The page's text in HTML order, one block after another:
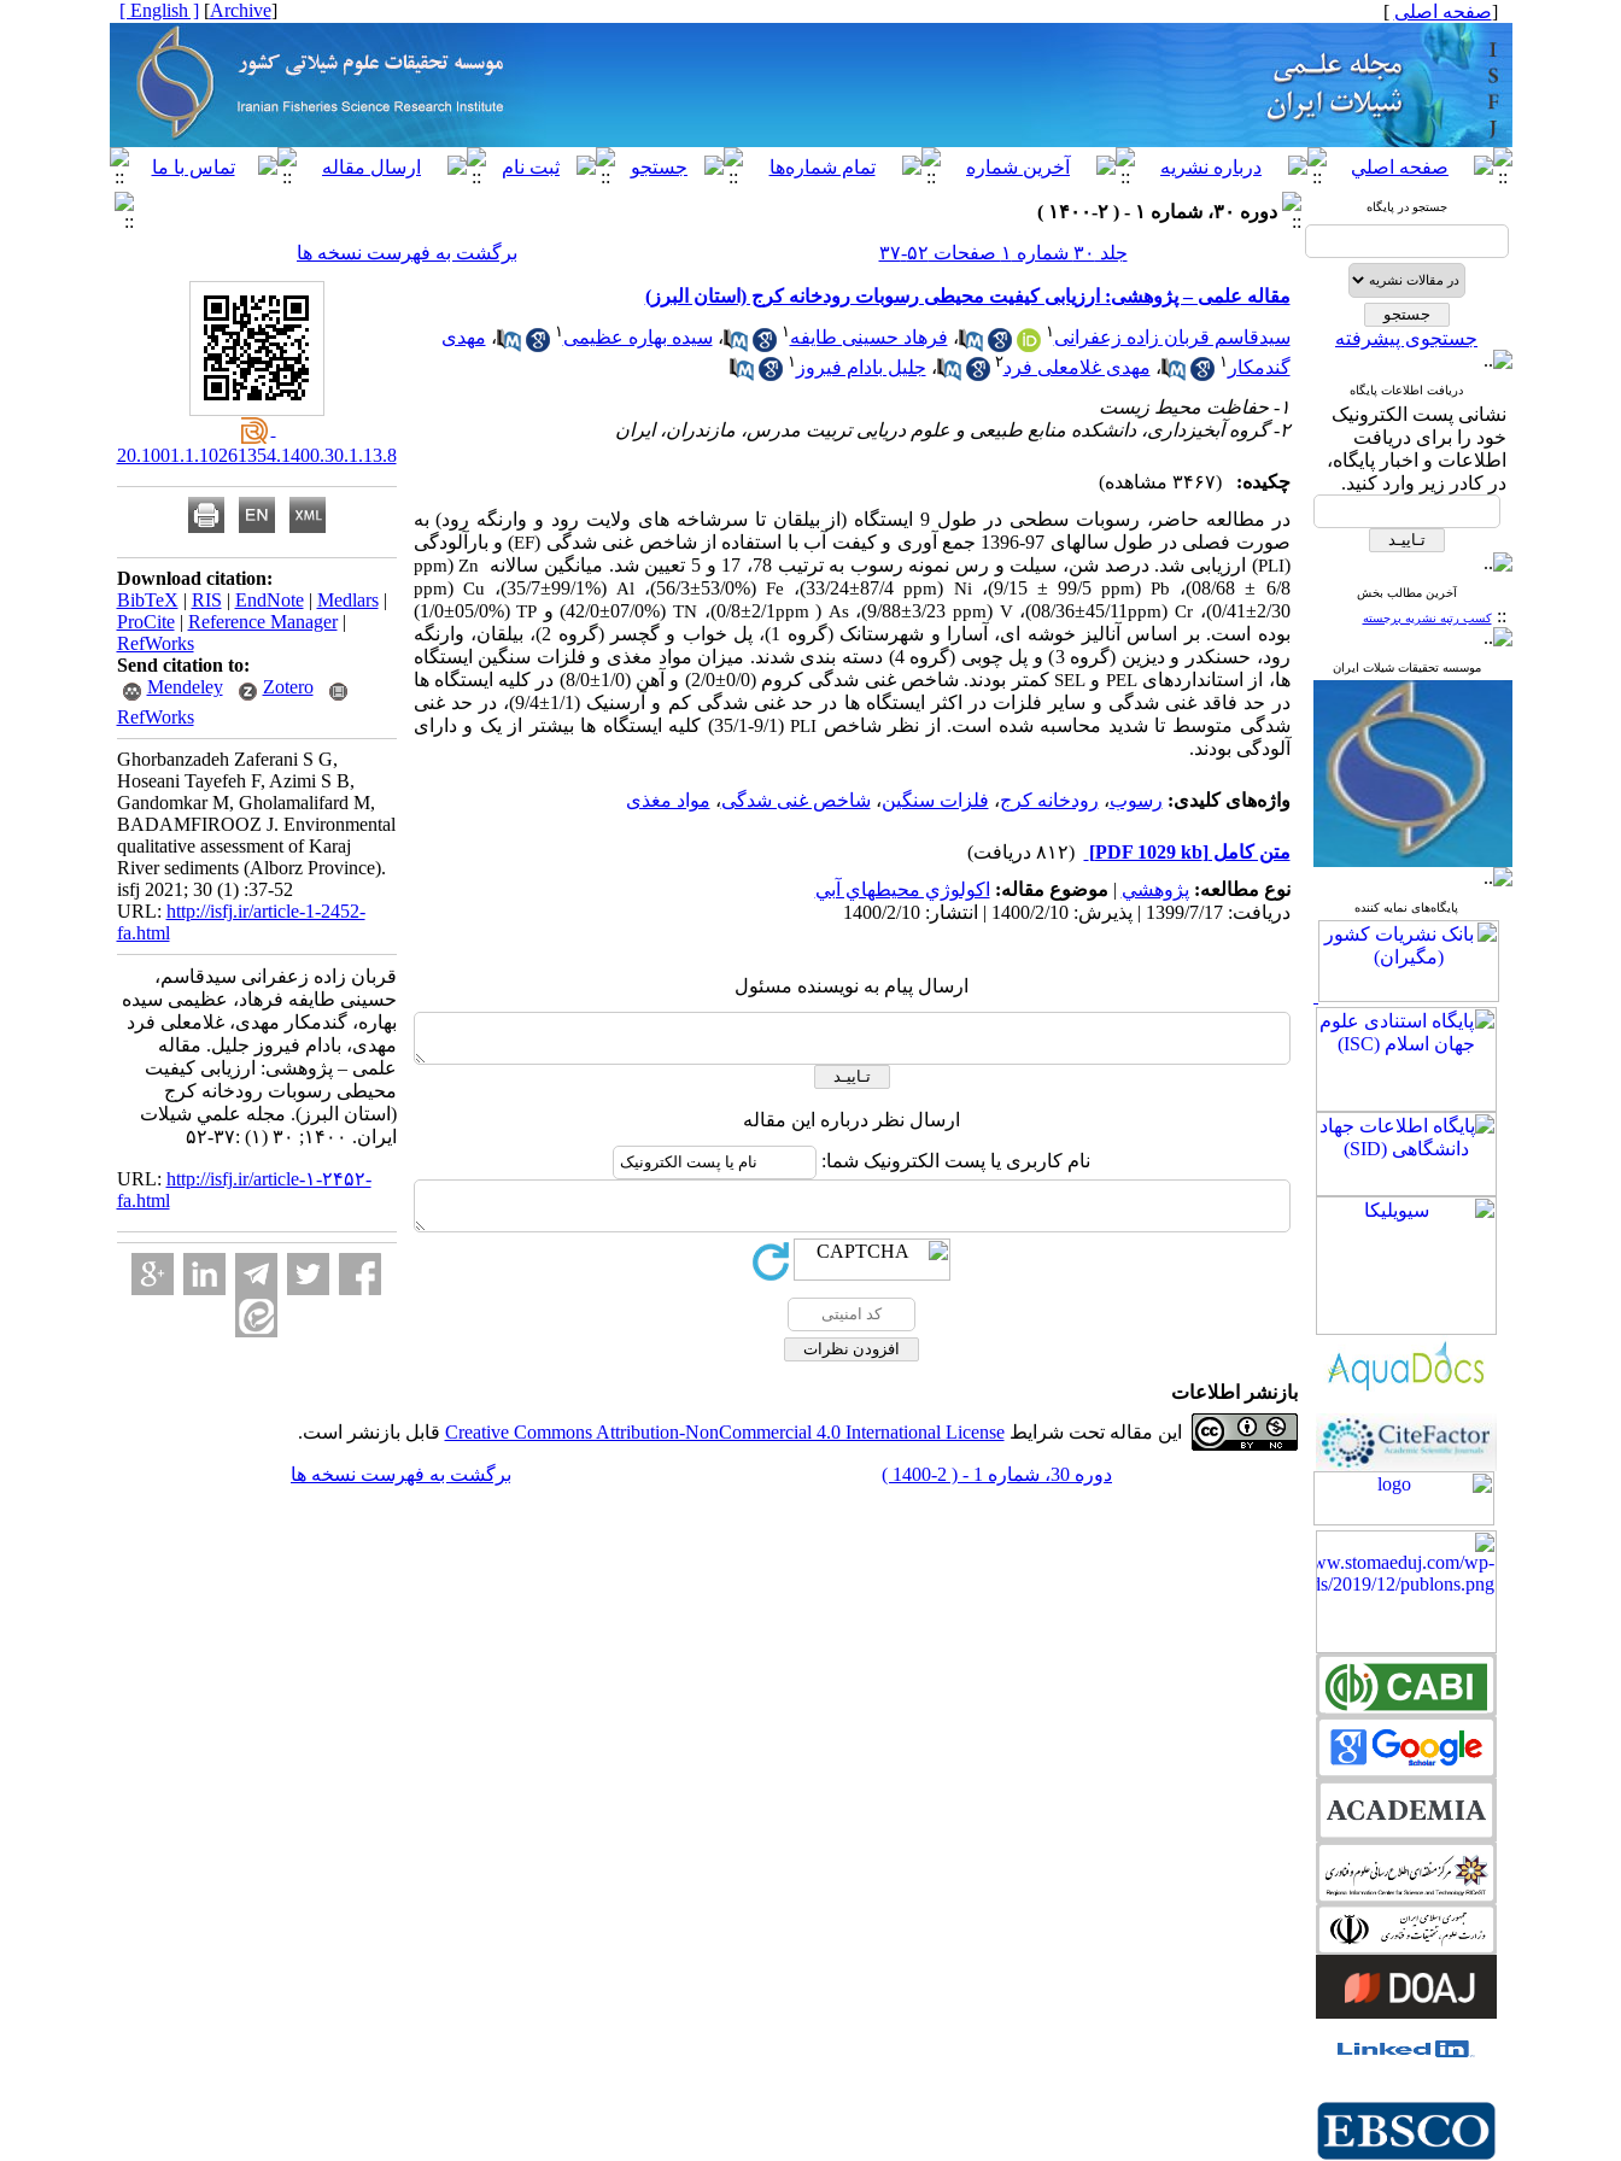
[صفحه اصلی ]
[
Archive
]
[ English ]
جستجو در پایگاه
جستجوی پیشرفته
دریافت اطلاعات پایگاه
نشانی پست الکترونیک
خود را برای دریافت
اطلاعات و اخبار پایگاه،
در کادر زیر وارد کنید.
آخرین مطالب بخش
::کسب رتبه نشریه برجسته
موسسه تحقیقات شیلات ایران
پایگاه‌های نمایه کننده
دوره ۳۰، شماره ۱ - ( ۲-۱۴۰۰ )
جلد ۳۰ شماره ۱ صفحات ۵۲-۳۷
برگشت به فهرست نسخه ها
مقاله علمی – پژوهشی: ارزیابی کیفیت محیطی رسوبات رودخانه کرج (استان البرز)
سیدقاسم قربان زاده زعفرانی ۱ ، فرهاد حسینی طایفه ۱ ، سیده بهاره عظیمی ۱ ، مهدی
گندمکار ۱ ، مهدی غلامعلی فرد۲ ، جلیل بادام فیروز ۱
۱- حفاظت محیط زیست
۲- گروه آبخیزداری، دانشکده منابع طبیعی و علوم دریایی تربیت مدرس، مازندران، ایران
چکیده:
(۳۴۶۷ مشاهده)
در مطالعه حاضر، رسوبات سطحی در طول 9 ایستگاه (از بیلقان تا سرشاخه های ولایت رود و وارنگه رود) به
صورت فصلی در طول سال­های 97-1396 جمع آوری و کیفت آب با استفاده از شاخص غنی شدگی (
EF) و بارآلودگی
(
PLI) ارزیابی شد. درصد شن، سیلت و رس نمونه رسوب به ترتیب 78، 17 و 5 تعیین شد. میانگین سالانه Zn
(
ppm
6/8
±08/68)، Pb
(
ppm
99/5
± 9/15)، Ni
(
ppm
87/4
±33/24)، Fe
(%53/0
±56/3)، Al
(%99/1
±35/7)، Cu
(
ppm
2/30
±0/41)، Cr
(
ppm
45/11
±08/36)، V
(
ppm
3/23
±9/88)، As
(
ppm
2/1
±0/8)، TN
(%07/0
±42/0) و TP
(%05/0
±
1/0)
بوده است.
بر اساس آنالیز خوشه ای، آسارا و شهرستانک (گروه 1)، پل خواب و گچسر (گروه 2)، بیلقان، وارنگه
رود، حسنکدر و دیزین (گروه 3) و پل چوبی (گروه 4) دسته بندی شدند. میزان مواد مغذی و فلزات سنگین ایستگاه
ها، از استانداردهایPEL وSEL کمتر بودند. شاخص غنی شدگی کروم (0/0 ±2/0) و آهن (1/0 ±
8/0) در کلیه ایستگاه ها
در حد فاقد غنی شدگی و سایر فلزات در اکثر ایستگاه ها در حد غنی شدگی کم و آرسنیک (1/1
±
9/4)، در حد غنی
شدگی متوسط تا شدید محاسبه شده است. از نظر شاخص PLI
(9/1-35/1) کلیه ایستگاه ها بیشتر از یک و دارای
آلودگی بودند.
واژه‌های کلیدی: رسوب، رودخانه کرج، فلزات سنگین، شاخص غنی شدگی، مواد مغذی
متن کامل[PDF 1029 kb]
(۸۱۲ دریافت)
نوع مطالعه: پژوهشي | موضوع مقاله: اكولوژي محيطهاي آبي
دریافت: 1399/7/17 | پذیرش: 1400/2/10 | انتشار: 1400/2/10
ارسال پیام به نویسنده مسئول
ارسال نظر درباره این مقاله
نام کاربری یا پست الکترونیک شما:
20.1001.1.10261354.1400.30.1.13.8
Download citation:
BibTeX | RIS | EndNote| Medlars|
ProCite| Reference Manager|
RefWorks
Send citation to:
Mendeley
Zotero
RefWorks
Ghorbanzadeh Zaferani S G,
Hoseani Tayefeh F, Azimi S B,
Gandomkar M, Gholamalifard M,
BADAMFIROOZ J. Environmental
qualitative assessment of Karaj
River sediments (Alborz Province).
isfj 2021; 30 (1) :37-52
URL: http://isfj.ir/article-1-2452-
fa.html
قربان زاده زعفرانی سیدقاسم،
حسینی طایفه فرهاد، عظیمی سیده
بهاره، گندمکار مهدی، غلامعلی فرد
مهدی، بادام فیروز جلیل. مقاله
علمی – پژوهشی: ارزیابی کیفیت
محیطی رسوبات رودخانه کرج
(استان البرز). مجله علمي شيلات
ايران. ۱۴۰۰; ۳۰ (۱) :۳۷-۵۲
URL: http://isfj.ir/article-۱-۲۴۵۲-
fa.html
بازنشر اطلاعات
این مقاله تحت شرایطCreative Commons Attribution-NonCommercial 4.0 International License قابل بازنشر است.
دوره 30، شماره 1 - ( 2-1400 ) برگشت به فهرست نسخه ها